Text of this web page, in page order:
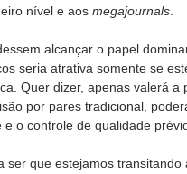
nível e aos megajournals
alcançar o papel
seria atrativa somente se
Quer dizer, apenas valerá a
por pares tradicional,
o controle de qualidade
ser que estejamos